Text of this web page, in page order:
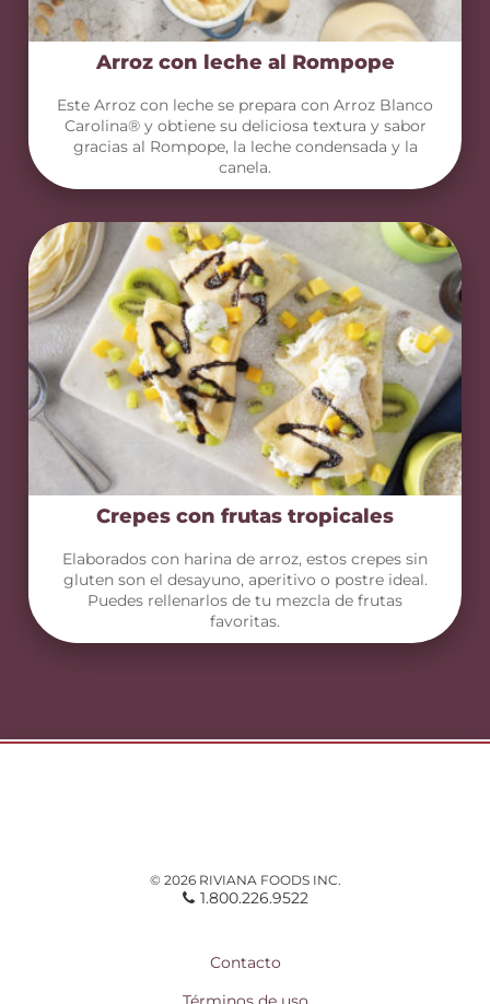
Arroz con leche al Rompope
Este Arroz con leche se prepara con Arroz Blanco
Carolina® y obtiene su deliciosa textura y sabor
gracias al Rompope, la leche condensada y la
canela.
Crepes con frutas tropicales
Elaborados con harina de arroz, estos crepes sin
gluten son el desayuno, aperitivo o postre ideal.
Puedes rellenarlos de tu mezcla de frutas
favoritas.
© 2026 RIVIANA FOODS INC.
1.800.226.9522
Contacto